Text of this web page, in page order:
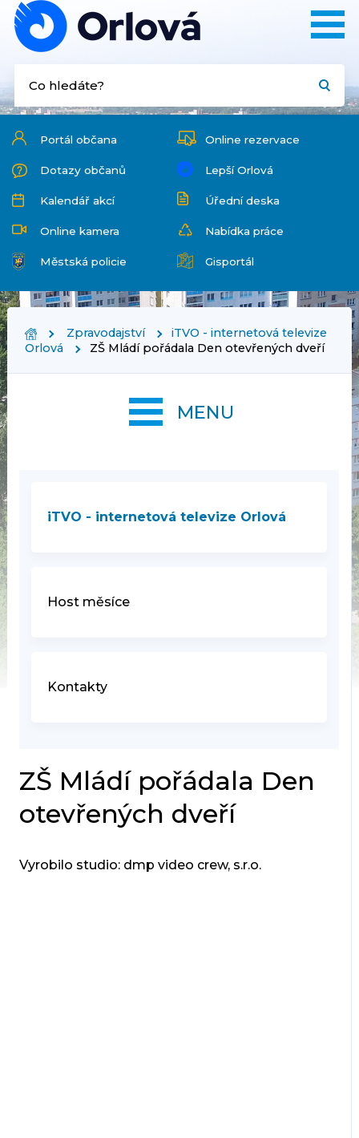
Portál občana Online rezervace
Dotazy občanů Lepší Orlová
Kalendář akcí Úřední deska
Online kamera Nabídka práce
Městská policie Gisportál
Zpravodajství
iTVO - internetová televize
Orlová
ZŠ Mládí pořádala Den otevřených dveří
iTVO - internetová televize Orlová
Host měsíce
Kontakty
ZŠ Mládí pořádala Den
otevřených dveří
Vyrobilo studio: dmp video crew, s.r.o.
MENU